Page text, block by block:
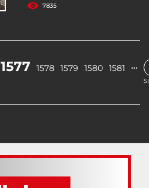
7835
1577 1578 1579 1580 1581 …